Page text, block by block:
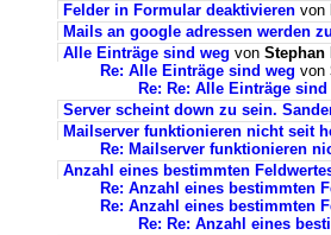
Felder in Formular deaktivieren von
Mails an google adressen werden
Alle Einträge sind weg von Stephan
Re: Alle Einträge sind weg von
Re: Re: Alle Einträge sind
Server scheint down zu sein.
Mailserver funktionieren nicht seit
Re: Mailserver funktionieren
Anzahl eines bestimmten
Re: Anzahl eines bestimmten
Re: Anzahl eines bestimmten
Re: Re: Anzahl eines